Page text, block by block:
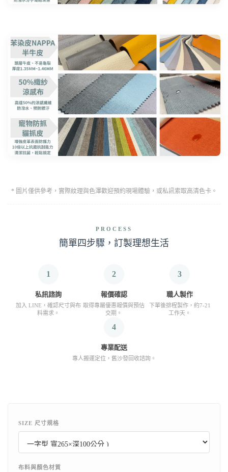
* 圖片僅供參考，實際紋理與色澤歡迎預約現場體驗，或私訊索取高清色卡。
PROCESS
簡單四步驟，訂製理想生活
1
私訊諮詢
加入 LINE，確認尺寸與布
料需求。
2
報價確認
取得專屬優惠報價與預估
交期。
3
職人製作
下單後排程製作，約7-21
工作天。
4
專業配送
專人搬運定位，舊沙發回收諮詢。
SIZE 尺寸規格
布料與顏色材質